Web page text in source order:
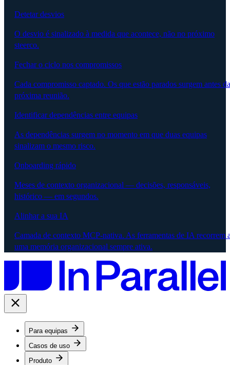
Detetar desvios
O desvio é sinalizado à medida que acontece, não no próximo
steerco.
Fechar o ciclo nos compromissos
Cada compromisso captado. Os que estão parados surgem antes da
próxima reunião.
Identificar dependências entre equipas
As dependências surgem no momento em que duas equipas
sinalizam o mesmo risco.
Onboarding rápido
Meses de contexto organizacional — decisões, responsáveis,
histórico — em segundos.
Alinhar a sua IA
Camada de contexto MCP-nativa. As ferramentas de IA recorrem
uma memória organizacional sempre ativa.
Para equipas
Casos de uso
Produto